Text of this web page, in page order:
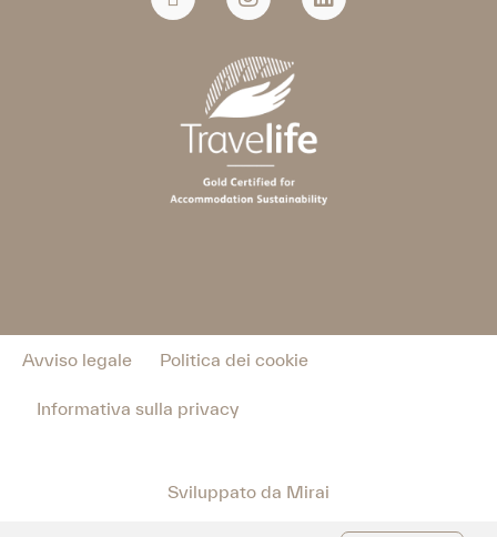
Avviso legale Politica dei cookie
Informativa sulla privacy
Sviluppato da Mirai